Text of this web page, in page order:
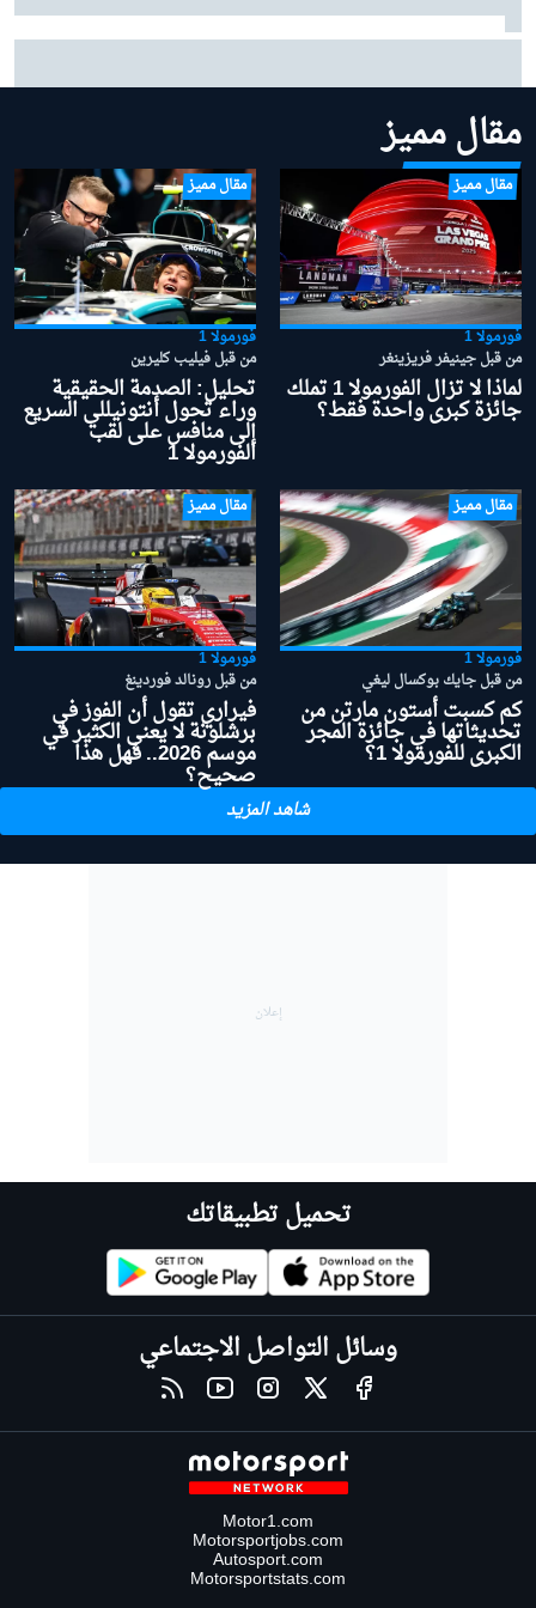
لماذا يُعد مشروع أستون مارتن في الفورمولا 1 أكثر جاذبية مما
مقال مميز
مقال مميز
فورمولا 1
من قبل جينيفر فريزينغر
لماذا لا تزال الفورمولا 1 تملك
جائزة كبرى واحدة فقط؟
مقال مميز
فورمولا 1
من قبل فيليب كليرين
تحليل: الصدمة الحقيقية
وراء تحول أنتونيللي السريع
إلى منافس على لقب
الفورمولا 1
مقال مميز
فورمولا 1
من قبل جايك بوكسال ليغي
كم كسبت أستون مارتن من
تحديثاتها في جائزة المجر
الكبرى للفورمولا 1؟
مقال مميز
فورمولا 1
من قبل رونالد فوردينغ
فيراري تقول أن الفوز في
برشلونة لا يعني الكثير في
موسم 2026.. فهل هذا
صحيح؟
شاهد المزيد
تحميل تطبيقاتك
وسائل التواصل الاجتماعي
Motor1.com
Motorsportjobs.com
Autosport.com
Motorsportstats.com